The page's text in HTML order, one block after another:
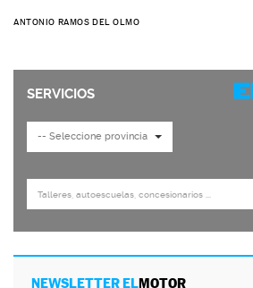
ANTONIO RAMOS DEL OLMO
NEWSLETTER ELMOTOR